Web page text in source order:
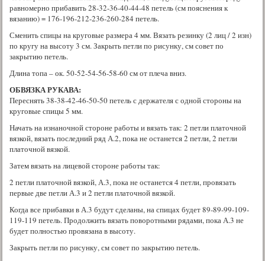
равномерно прибавить 28-32-36-40-44-48 петель (см пояснения к
вязанию) = 176-196-212-236-260-284 петель.
Сменить спицы на круговые размера 4 мм. Вязать резинку (2 лиц / 2 изн)
по кругу на высоту 3 см. Закрыть петли по рисунку, см совет по
закрытию петель.
Длина топа – ок. 50-52-54-56-58-60 см от плеча вниз.
ОБВЯЗКА РУКАВА:
Переснять 38-38-42-46-50-50 петель с держателя с одной стороны на
круговые спицы 5 мм.
Начать на изнаночной стороне работы и вязать так: 2 петли платочной
вязкой, вязать последний ряд А.2, пока не останется 2 петли, 2 петли
платочной вязкой.
Затем вязать на лицевой стороне работы так:
2 петли платочной вязкой, А.3, пока не останется 4 петли, провязать
первые две петли А.3 и 2 петли платочной вязкой.
Когда все прибавки в А.3 будут сделаны, на спицах будет 89-89-99-109-
119-119 петель. Продолжить вязать поворотными рядами, пока А.3 не
будет полностью провязана в высоту.
Закрыть петли по рисунку, см совет по закрытию петель.